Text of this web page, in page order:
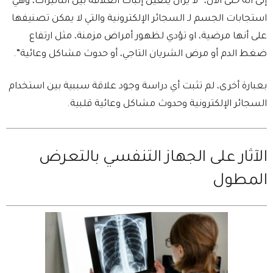
استجابات الجسم لـ السجائر الإلكترونية والتي لا يمكن تصنيفها
على أنها مرضية، او تؤدي لظهور أمراض مزمنة، مثل ارتفاع
ضغط الدم أو مرض الشريان التاجي، أو حدوث مشاكل وعائية”.
بعبارة أخرى، لم تثبت أي دراسة وجود علاقة سببية بين استخدام
السجائر الإلكترونية وحدوث مشاكل وعائية قلبية.
الآثار على الجهاز التنفسي بالتعرض
المطول